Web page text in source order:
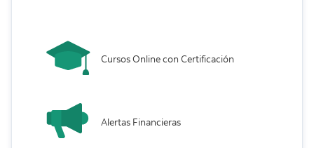
Cursos Online con Certificación
Alertas Financieras